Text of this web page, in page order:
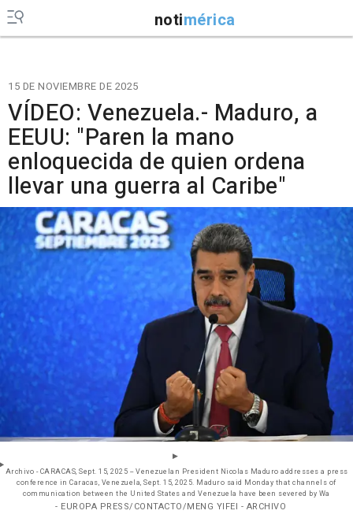
notimérica
15 DE NOVIEMBRE DE 2025
VÍDEO: Venezuela.- Maduro, a
EEUU: "Paren la mano
enloquecida de quien ordena
llevar una guerra al Caribe"
Archivo - CARACAS, Sept. 15, 2025 -- Venezuelan President Nicolas Maduro addresses a press
conference in Caracas, Venezuela, Sept. 15, 2025. Maduro said Monday that channels of
communication between the United States and Venezuela have been severed by Wa
- EUROPA PRESS/CONTACTO/MENG YIFEI - ARCHIVO